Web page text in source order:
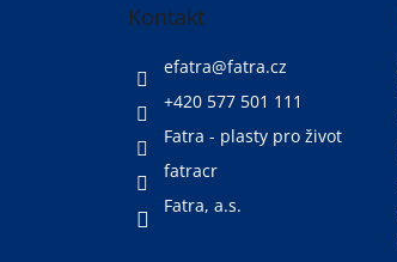
Kontakt
efatra@fatra.cz
+420 577 501 111
Fatra - plasty pro život
fatracr
Fatra, a.s.